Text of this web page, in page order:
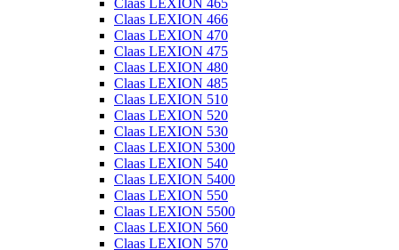
Claas LEXION 465
Claas LEXION 466
Claas LEXION 470
Claas LEXION 475
Claas LEXION 480
Claas LEXION 485
Claas LEXION 510
Claas LEXION 520
Claas LEXION 530
Claas LEXION 5300
Claas LEXION 540
Claas LEXION 5400
Claas LEXION 550
Claas LEXION 5500
Claas LEXION 560
Claas LEXION 570